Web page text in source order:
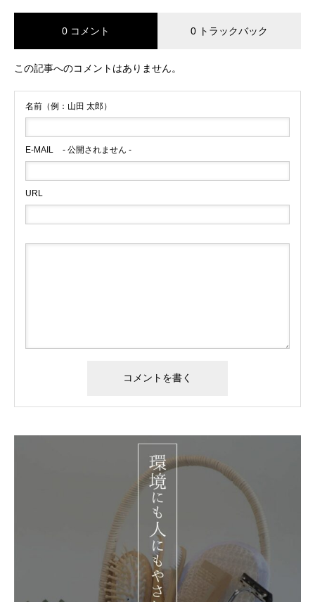
0 コメント 0 トラックバック
この記事へのコメントはありません。
名前（例：山田 太郎）
E-MAIL - 公開されません -
URL